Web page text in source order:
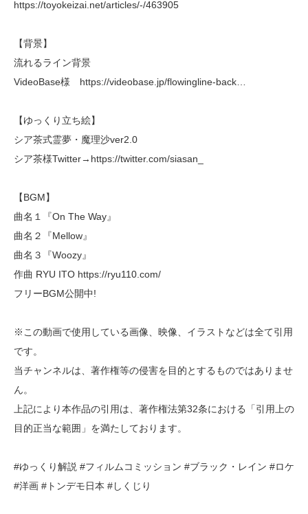
https://toyokeizai.net/articles/-/463905
【背景】
流れるライン背景
VideoBase様 https://videobase.jp/flowingline-back…
【ゆっくり立ち絵】
シア茶式霊夢・魔理沙ver2.0
シア茶様Twitter→https://twitter.com/siasan_
【BGM】
曲名１『On The Way』
曲名２『Mellow』
曲名３『Woozy』
作曲 RYU ITO https://ryu110.com/
フリーBGM公開中!
※この動画で使用している画像、映像、イラストなどは全て引用
です。
当チャンネルは、著作権等の侵害を目的とするものではありませ
ん。
上記により本作品の引用は、著作権法第32条における「引用上の
目的正当な範囲」を満たしております。
#ゆっくり解説 #フィルムコミッション #ブラック・レイン #ロケ
#洋画 #トンデモ日本 #しくじり